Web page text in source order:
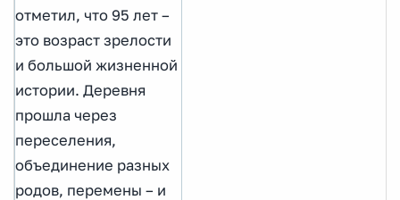
отметил, что 95 лет –
это возраст зрелости
и большой жизненной
истории. Деревня
прошла через
переселения,
объединение разных
родов, перемены – и